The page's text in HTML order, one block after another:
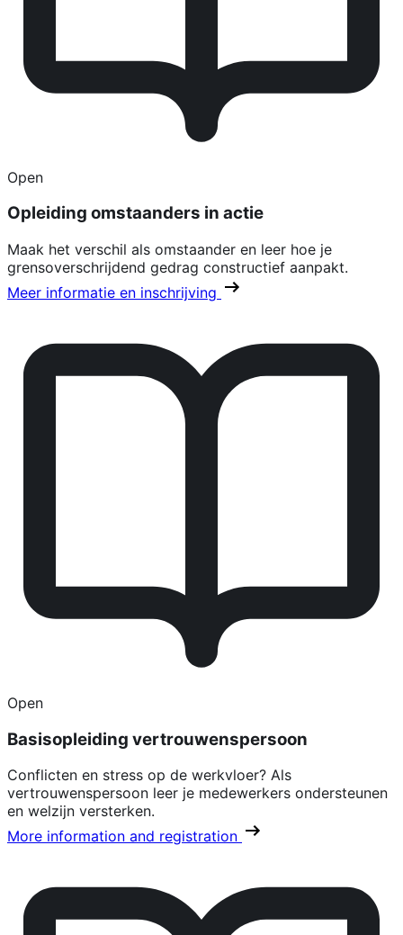
Open
Opleiding omstaanders in actie
Maak het verschil als omstaander en leer hoe je
grensoverschrijdend gedrag constructief aanpakt.
Meer informatie en inschrijving
Open
Basisopleiding vertrouwenspersoon
Conflicten en stress op de werkvloer? Als
vertrouwenspersoon leer je medewerkers ondersteunen
en welzijn versterken.
More information and registration